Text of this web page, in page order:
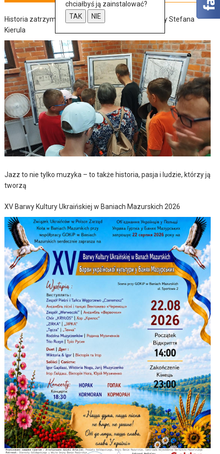
Historia zatrzymana w szkicach – wernisaż wystawy Stefana
Kierula
Jazz to nie tylko muzyka – to także historia, pasja i ludzie, którzy ją
tworzą
XV Barwy Kultury Ukraińskiej w Baniach Mazurskich 2026
chciałbyś ją zainstalować?
TAK
NIE